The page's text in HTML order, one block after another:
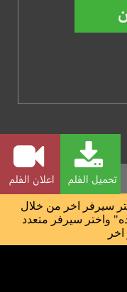
تحميل الفلم اعلان الفلم
سيرفر اخر من خلال
واختر سيرفر متعدد